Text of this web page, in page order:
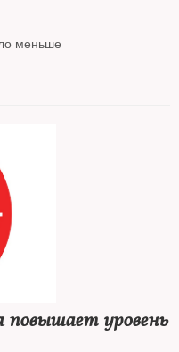
меньше
повышает уровень